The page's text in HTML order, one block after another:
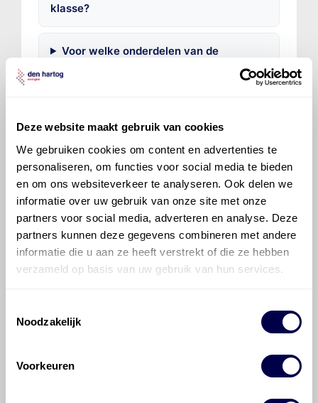
Deze website maakt gebruik van cookies
We gebruiken cookies om content en advertenties te
personaliseren, om functies voor social media te bieden
en om ons websiteverkeer te analyseren. Ook delen we
informatie over uw gebruik van onze site met onze
partners voor social media, adverteren en analyse. Deze
partners kunnen deze gegevens combineren met andere
informatie die u aan ze heeft verstrekt of die ze hebben
verzameld op basis van uw gebruik van hun services.
Noodzakelijk
Voorkeuren
klasse?
Voor welke onderdelen van de
productadvies beschikbaar?
©OlyslagerAlle rechten voorbehouden. Deze
informatie mag noch geheel noch gedeeltelijk worden
gereproduceerd, opgeslagen in een database of op
andere manieren worden overgedragen zonder
voorafgaande schriftelijke toestemming van Olyslager
Organisation B.V. Hoewel alles in het werk is gesteld
aansprakelijkheid aanvaard, anders dan waartoe een
veroorzaakt door fouten of omissies in de verstrekte
informatie. Door deze olieaanbevelingsinformatie te